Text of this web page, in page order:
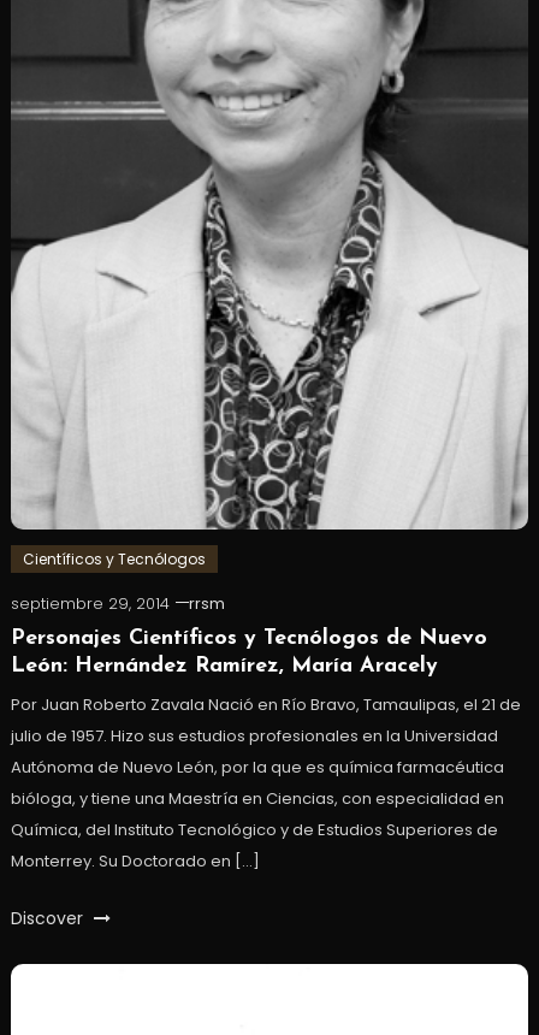
Científicos y Tecnólogos
septiembre 29, 2014
rrsm
Personajes Científicos y Tecnólogos de Nuevo
León: Hernández Ramírez, María Aracely
Por Juan Roberto Zavala Nació en Río Bravo, Tamaulipas, el 21 de
julio de 1957. Hizo sus estudios profesionales en la Universidad
Autónoma de Nuevo León, por la que es química farmacéutica
bióloga, y tiene una Maestría en Ciencias, con especialidad en
Química, del Instituto Tecnológico y de Estudios Superiores de
Monterrey. Su Doctorado en […]
Discover